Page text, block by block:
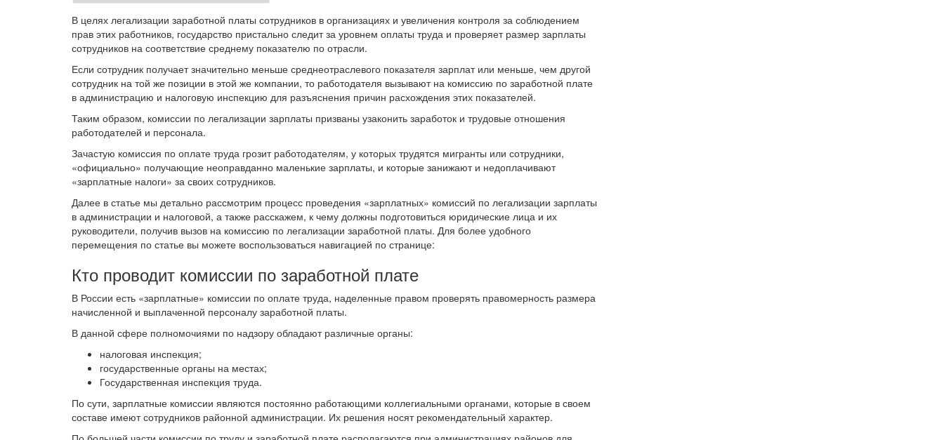
В целях легализации заработной платы сотрудников в организациях и увеличения контроля за соблюдением
прав этих работников, государство пристально следит за уровнем оплаты труда и проверяет размер зарплаты
сотрудников на соответствие среднему показателю по отрасли.
Если сотрудник получает значительно меньше среднеотраслевого показателя зарплат или меньше, чем другой
сотрудник на той же позиции в этой же компании, то работодателя вызывают на комиссию по заработной плате
в администрацию и налоговую инспекцию для разъяснения причин расхождения этих показателей.
Таким образом, комиссии по легализации зарплаты призваны узаконить заработок и трудовые отношения
работодателей и персонала.
Зачастую комиссия по оплате труда грозит работодателям, у которых трудятся мигранты или сотрудники,
«официально» получающие неоправданно маленькие зарплаты, и которые занижают и недоплачивают
«зарплатные налоги» за своих сотрудников.
Далее в статье мы детально рассмотрим процесс проведения «зарплатных» комиссий по легализации зарплаты
в администрации и налоговой, а также расскажем, к чему должны подготовиться юридические лица и их
руководители, получив вызов на комиссию по легализации заработной платы. Для более удобного
перемещения по статье вы можете воспользоваться навигацией по странице:
Кто проводит комиссии по заработной плате
В России есть «зарплатные» комиссии по оплате труда, наделенные правом проверять правомерность размера
начисленной и выплаченной персоналу заработной платы.
В данной сфере полномочиями по надзору обладают различные органы:
налоговая инспекция;
государственные органы на местах;
Государственная инспекция труда.
По сути, зарплатные комиссии являются постоянно работающими коллегиальными органами, которые в своем
составе имеют сотрудников районной администрации. Их решения носят рекомендательный характер.